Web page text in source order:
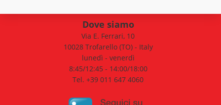
Dove siamo
Via E. Ferrari, 10
10028 Trofarello (TO) - Italy
lunedì - venerdì
8:45/12:45 - 14:00/18:00
Tel. +39 011 647 4060